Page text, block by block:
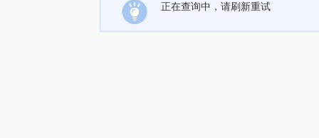
正在查询中，请刷新重试